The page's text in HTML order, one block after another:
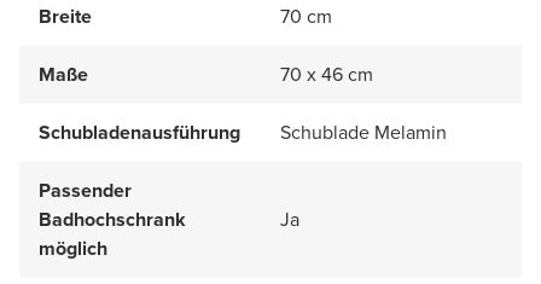
Breite 70 cm
Maße 70 x 46 cm
Schubladenausführung Schublade Melamin
Passender
Badhochschrank
möglich
Ja